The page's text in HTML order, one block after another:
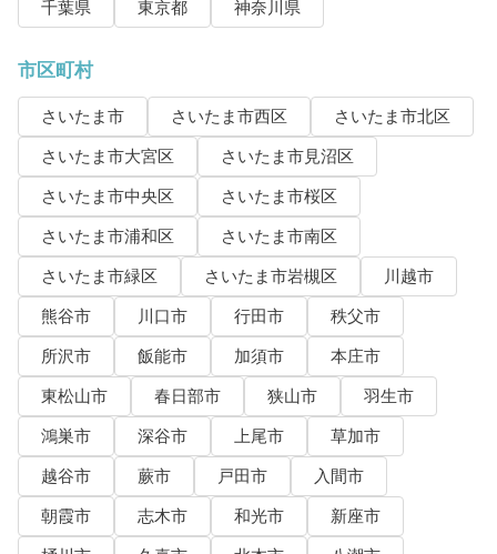
千葉県
東京都 神奈川県
市区町村
さいたま市 さいたま市西区
さいたま市北区
さいたま市大宮区
さいたま市見沼区
さいたま市中央区
さいたま市桜区
さいたま市浦和区
さいたま市南区
さいたま市緑区
さいたま市岩槻区
川越市
熊谷市
川口市 行田市
秩父市
所沢市
飯能市 加須市
本庄市
東松山市
春日部市 狭山市
羽生市
鴻巣市
深谷市 上尾市
草加市
越谷市
蕨市 戸田市
入間市
朝霞市
志木市 和光市
新座市